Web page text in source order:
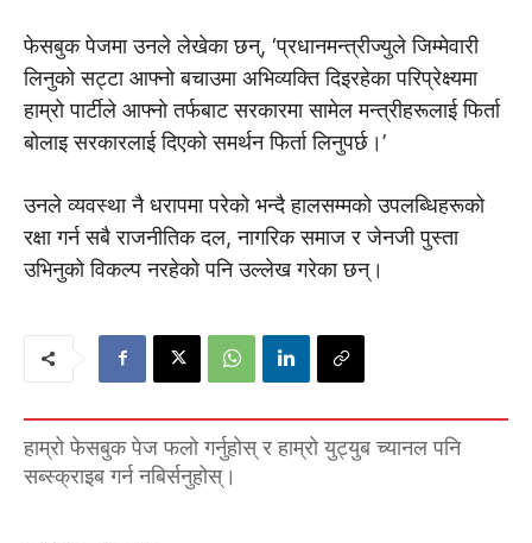
फेसबुक पेजमा उनले लेखेका छन्, ‘प्रधानमन्त्रीज्युले जिम्मेवारी
लिनुको सट्टा आफ्नाे बचाउमा अभिव्यक्ति दिइरहेका परिप्रेक्ष्यमा
हाम्रो पार्टीले आफ्नाे तर्फबाट सरकारमा सामेल मन्त्रीहरूलाई फिर्ता
बोलाइ सरकारलाई दिएको समर्थन फिर्ता लिनुपर्छ।’
उनले व्यवस्था नै धरापमा परेको भन्दै हालसम्मको उपलब्धिहरूको
रक्षा गर्न सबै राजनीतिक दल, नागरिक समाज र जेनजी पुस्ता
उभिनुको विकल्प नरहेको पनि उल्लेख गरेका छन्।
हाम्रो फेसबुक पेज फलो गर्नुहोस् र हाम्रो युट्युब च्यानल पनि
सब्स्क्राइब गर्न नबिर्सनुहोस्।